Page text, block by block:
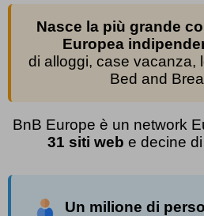
Nasce la più grande
Europea
di alloggi, case vacanza,
Bed and
BnB Europe è un network
31 siti web e decine di
Un milione di